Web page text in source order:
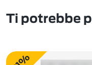
Ti potrebbe